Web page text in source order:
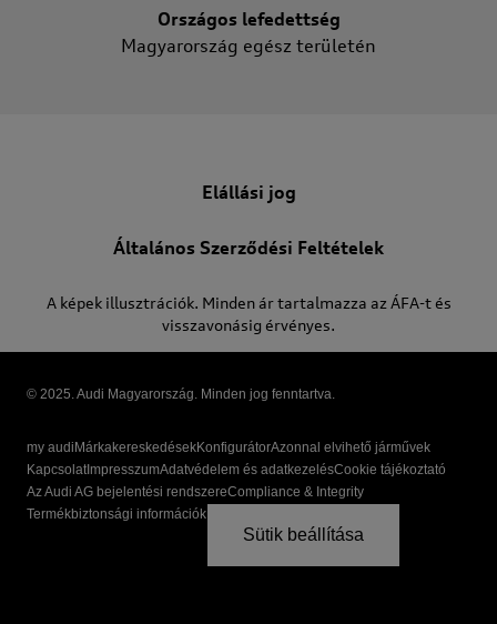
Országos lefedettség
Magyarország egész területén
Elállási jog
Általános Szerződési Feltételek
A képek illusztrációk. Minden ár tartalmazza az ÁFA-t és
visszavonásig érvényes.
© 2025. Audi Magyarország. Minden jog fenntartva.
my audi MárkakereskedésekKonfigurátorAzonnal elvihető járművek
KapcsolatImpresszumAdatvédelem és adatkezelésCookie tájékoztató
Az Audi AG bejelentési rendszereCompliance & Integrity
Termékbiztonsági információk
Sütik beállítása